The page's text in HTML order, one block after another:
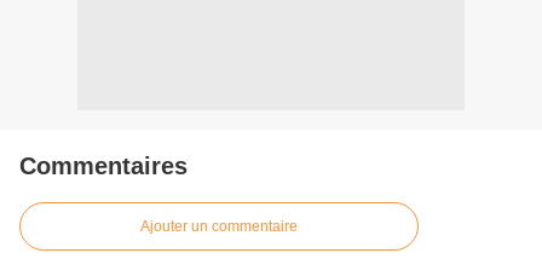
Commentaires
Ajouter un commentaire